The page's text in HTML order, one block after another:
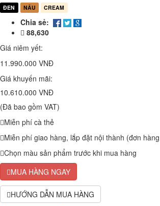
ĐEN NÂU CREAM
Chia sẻ:
88,630
Giá niêm yết:
11.990.000 VNĐ
Giá khuyến mãi:
10.610.000 VNĐ
(Đã bao gồm VAT)
Miễn phí cà thẻ
Miễn phí giao hàng, lắp đặt nội thành (đơn
Chọn màu sản phẩm trước khi mua hàng
MUA HÀNG NGAY
HƯỚNG DẪN MUA HÀNG